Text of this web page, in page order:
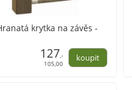
krytka na závěs -
127,-
105,00